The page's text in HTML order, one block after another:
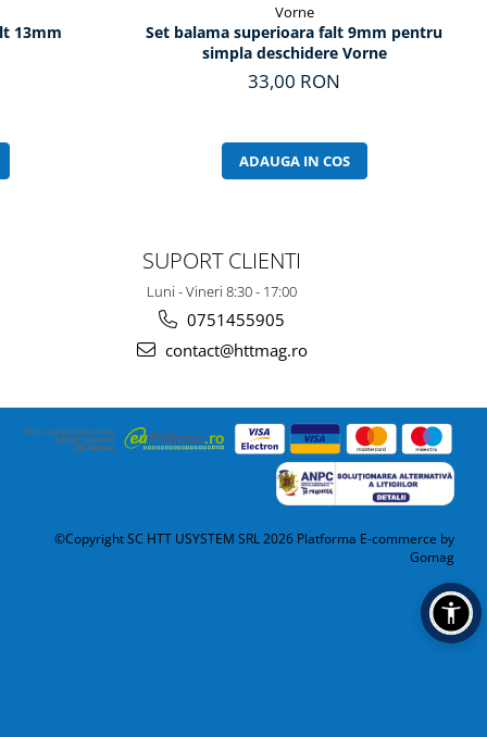
13mm
Vorne
Set balama superioara falt 9mm pentru
simpla deschidere Vorne
33,00 RON
ADAUGA IN COS
SUPORT CLIENTI
Luni - Vineri 8:30 - 17:00
0751455905
contact@httmag.ro
©Copyright SC HTT USYSTEM SRL 2026 Platforma E-commerce by
Gomag